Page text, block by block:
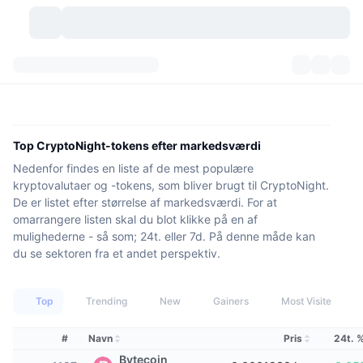
Kategorier
Historiske snapshots
Tokenoplåsninger
Markedsoversigt
Spotmarked
Antal af kryptovalutaer
Signaler New
Trending
Ny
Kryptobørser
Centraliserede børser
Spot
Decentrale børser
Community
Feeds
API
Krypto API
Produkter
Top CryptoNight-tokens efter markedsværdi
Nedenfor findes en liste af de mest populære
kryptovalutaer og -tokens, som bliver brugt til CryptoNight.
De er listet efter størrelse af markedsværdi. For at
omarrangere listen skal du blot klikke på en af
mulighederne - så som; 24t. eller 7d. På denne måde kan
du se sektoren fra et andet perspektiv.
Top Trending New Gainers Most Visited
# Navn Pris 24t.
Bytecoin